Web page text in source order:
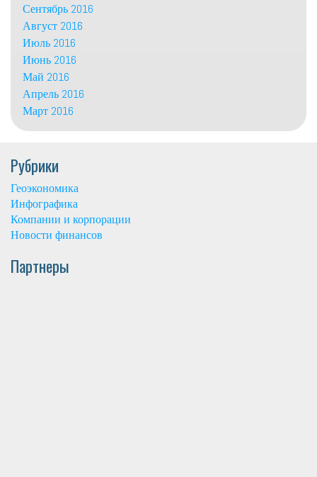
Сентябрь 2016
Август 2016
Июль 2016
Июнь 2016
Май 2016
Апрель 2016
Март 2016
Рубрики
Геоэкономика
Инфографика
Компании и корпорации
Новости финансов
Партнеры